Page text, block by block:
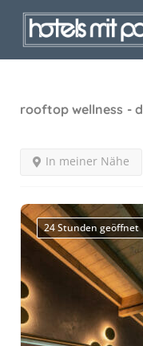
rooftop wellness -
In meiner Nähe
24 Stunden geöffnet